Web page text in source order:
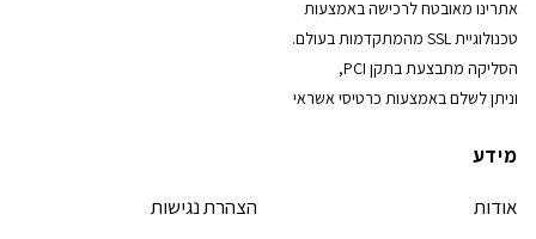
אתרינו מאובטח לרכישה באמצעות
טכנולוגיית SSL מהמתקדמות בעולם.
הסליקה מתבצעת בתקן PCI,
וניתן לשלם באמצעות כרטיסי אשראי
מידע
אודות
הצהרת נגישות